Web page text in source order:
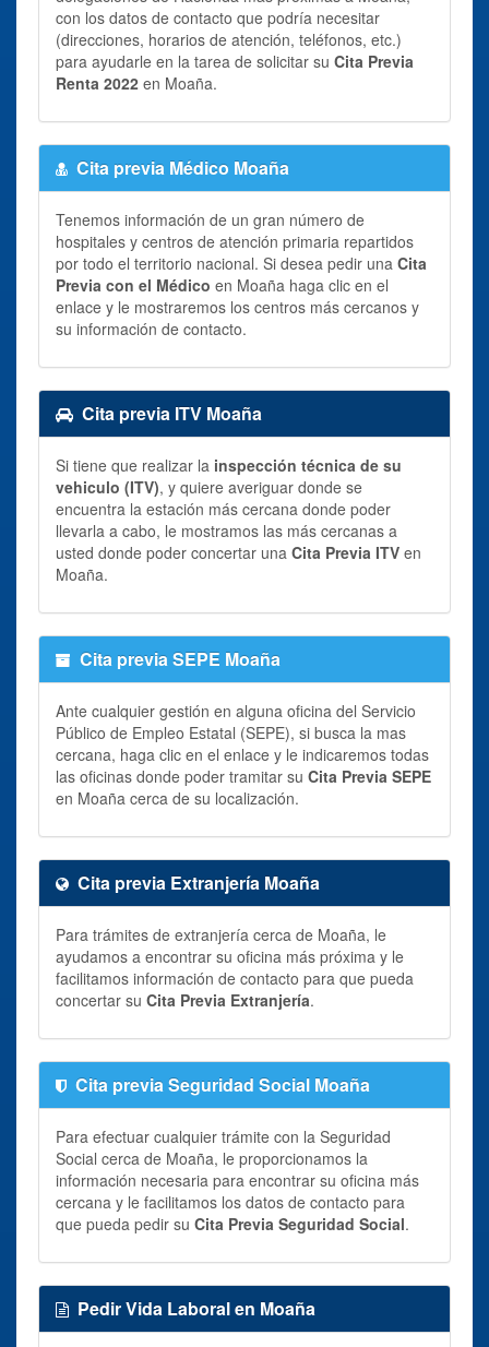
con los datos de contacto que podría necesitar
(direcciones, horarios de atención, teléfonos, etc.)
para ayudarle en la tarea de solicitar su Cita Previa
Renta 2022 en Moaña.
Cita previa Médico Moaña
Tenemos información de un gran número de
hospitales y centros de atención primaria repartidos
por todo el territorio nacional. Si desea pedir una Cita
Previa con el Médico en Moaña haga clic en el
enlace y le mostraremos los centros más cercanos y
su información de contacto.
Cita previa ITV Moaña
Si tiene que realizar la inspección técnica de su
vehiculo (ITV), y quiere averiguar donde se
encuentra la estación más cercana donde poder
llevarla a cabo, le mostramos las más cercanas a
usted donde poder concertar una Cita Previa ITV en
Moaña.
Cita previa SEPE Moaña
Ante cualquier gestión en alguna oficina del Servicio
Público de Empleo Estatal (SEPE), si busca la mas
cercana, haga clic en el enlace y le indicaremos todas
las oficinas donde poder tramitar su Cita Previa SEPE
en Moaña cerca de su localización.
Cita previa Extranjería Moaña
Para trámites de extranjería cerca de Moaña, le
ayudamos a encontrar su oficina más próxima y le
facilitamos información de contacto para que pueda
concertar su Cita Previa Extranjería.
Cita previa Seguridad Social Moaña
Para efectuar cualquier trámite con la Seguridad
Social cerca de Moaña, le proporcionamos la
información necesaria para encontrar su oficina más
cercana y le facilitamos los datos de contacto para
que pueda pedir su Cita Previa Seguridad Social.
Pedir Vida Laboral en Moaña